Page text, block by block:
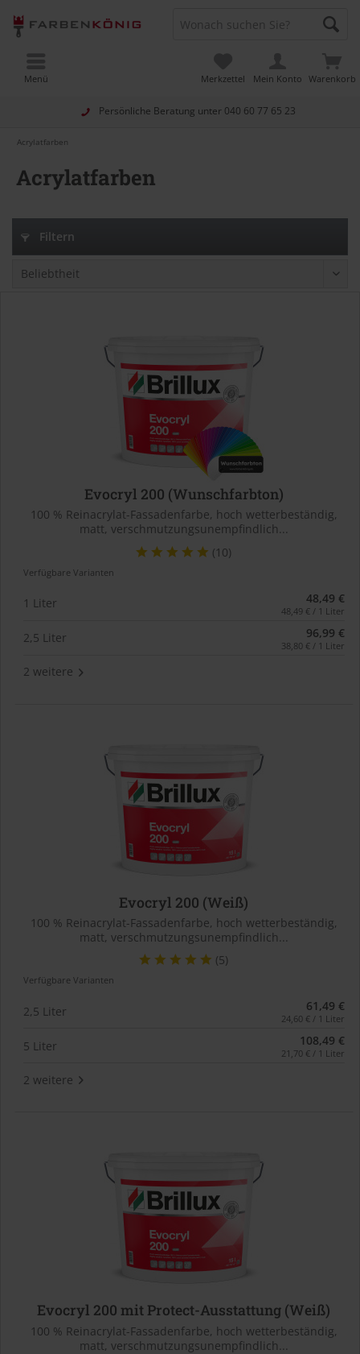
Persönliche Beratung unter 040 60 77 65 23
Warenkorb
Merkzettel Mein Konto
Menü
Acrylatfarben
Acrylatfarben
Filtern
Evocryl 200 (Wunschfarbton)
100 % Reinacrylat-Fassadenfarbe, hoch wetterbeständig,
matt, verschmutzungsunempfindlich...
(10)
Verfügbare Varianten
1 Liter 48,49 €
48,49 € / 1 Liter
2,5 Liter 96,99 €
38,80 € / 1 Liter
2 weitere
Evocryl 200 (Weiß)
100 % Reinacrylat-Fassadenfarbe, hoch wetterbeständig,
matt, verschmutzungsunempfindlich...
(5)
Verfügbare Varianten
2,5 Liter 61,49 €
24,60 € / 1 Liter
5 Liter 108,49 €
21,70 € / 1 Liter
2 weitere
Evocryl 200 mit Protect-Ausstattung (Weiß)
100 % Reinacrylat-Fassadenfarbe, hoch wetterbeständig,
matt, verschmutzungsunempfindlich...